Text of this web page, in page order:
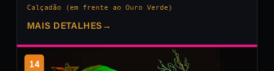
Calçadão (em frente ao Ouro Verde)
MAIS DETALHES →
14